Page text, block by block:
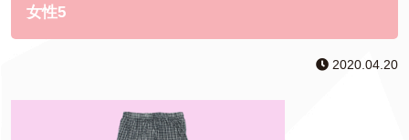
女性5
2020.04.20